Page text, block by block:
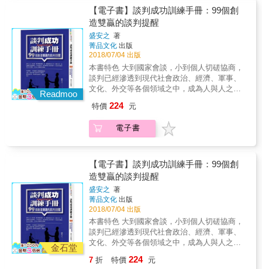
論化為實用的工具，避免代價不斐的錯誤，同
時在對方犯錯時抓住機會予以制約──包括認知
偏差與情感偏差，以及針對自己或對方的偏
見，提出有效的策略。 ◎8種談判實戰技巧，
協助你打好每一場勝仗！ 本書特別收錄一般談
判講座和書籍不太重視，卻和在真實世界中成
功談判息息相關的各種主題。這些建議均來自
於眾多談判者的經驗，以及多年以來對於談
判、策略、決策、心理學、經濟學各方面的系
如何說服那些不太願意配合的談判對象，同意
你的要求及提議？ ．如果你並無太大的決定
權，那麼，你應該如何去進行談判？ ．如何擴
時，你該如何應對？ &hellip;&hellip;
識。
為自己的人生負責，就不會凡事怨天尤人。
四、【活在當下，接受就會帶來平靜】放開
煩憂，抓緊現在 我們很容易陷入過去不愉快的
經驗，一心想著過往以及報復的快感，遲遲不
肯放下。然而不管我們面對什麼衝突，那些終
將過去，沒有任何事情比「生命此刻的圓滿」
更重要。 五、【尊重，是代價最低的讓步】
少點反擊，多點包容 我們常會站在自己的角度
解讀並判斷別人說的話。如果能設身處地，用
對方的眼睛來看世界，如此，我們聽到的就不
只是「語言」，還包括對方的情感與言外之
意。 六、【願意付出，你會獲得更多】不爭
輸贏，大家共贏 施比受更有福。從互爭輸贏的
解決方法提升到雙贏、甚至是三贏的目標，不
識。
擊」轉移到「佈局」； 從「主導」轉移到「吸
引」；從「占據主動」轉移到「製造被動」
&mdash;&mdash; 只要開始一步步走入被動談
判的奇妙世界，就會發現自己站在一個更高的
視野， 全盤理解人和人之間互為影響的關鍵，
洞悉人際局中的每一個談判場， 從此在高手如
雲的商務談判中「無往不利」，百戰百勝！ 本
書特色 【特色1】從「房地產談判」切入，教
窮！ 房子通常是一個人一輩子為自己買的最昂
貴產品，而多數人一生只有不到五次的買房經
驗&mdash;&mdash;這麼貴又這麼沒經驗，會
的大金額商品交易，所以有很多可影響人性的
運作空間。至於「專業人士」與「門外漢」的
差別，就在於懂不懂「談判」！換句話說，房
地產談判是談判的極端，因為它最接近「零和
遊戲」，不像其他談判場合，可以追求「共
好」；房產談判的結果，通常成交價加一就是
買方倒楣，減一就是賣方受傷。也因此，不管
你從事什麼行業，都可以從本書中學息到如何
在零合遊戲的條件下完成談判的高超技巧
&mdash;&mdash;如果在這樣極端的情況下，
沒下文？ 有人的地方就有江湖。在人際互動如
此頻繁的現今，「與人打交道」是無法避免的
事情。無論是感情糾紛、勞資爭議、貿易競爭
與外交衝突等，「談判行為」無時無刻都在我
們周遭進行，稍不注意，「結果」就會嚴重影
響你我的生活。 ★談判失敗原因千奇百怪，不
懂人性弱點是關鍵 《三國志．蜀書》曾云：
「用兵之道，攻心為上，攻城為下；心戰為
上，兵戰為下。」諸葛亮南征時，正是因為接
受了馬謖的建言，以七擒七縱南蠻王孟獲的
心理戰，懂得「攻心」，才能有效影響對方、
控制對方，最終達到自己的目的。 本書作者朱
建國是職場心理專家，長期從事人力資源管理
心談判聖經》中，他將從「情緒行為」及「溝
通技巧」兩大面向著手，教你如何洞察對方心
理，並制訂相應策略，讓對方口服、心更服。
★看穿情緒語言、洞悉性格習慣，「攻心」的
致勝祕訣 為了在「心理攻防」的對決上贏得先
機，我們必須懂得「察言觀色」，從動作、表
情、語言及性格中，找到有利於談判結果的蛛
絲馬跡。 科學家已經實證：無論如何壓抑、偽
腳。只要學會解讀，就能加以操控。例如
Readmoo
【電子書】談判成功訓練手冊：99個創
造雙贏的談判提醒
盛安之 著
菁品文化 出版
2018/07/04 出版
本書特色 大到國家會談，小到個人切磋協商，
談判已經滲透到現代社會政治、經濟、軍事、
文化、外交等各個領域之中，成為人與人之
流溝通，達成共識不可或缺的工具。若想在談
判過程中旗開得勝並非易事，豐富的經驗，鮮
活的技巧當然必不可少。怎樣把你的主張變成
性的工作，同時具有一定的趣味性和刺激性。
作為談判者，固然要仰仗自身的實力，但也要
具備談判技巧和策略，尤其是心理博弈的策
略。在本書中，作者借助99個致勝秘訣的分
析，全面介紹了談判中的心理技巧，讀完這本
書，你也能成為談判、說服的高手。
特價 224 元
電子書
金石堂
【電子書】談判成功訓練手冊：99個創
造雙贏的談判提醒
盛安之 著
菁品文化 出版
2018/07/04 出版
本書特色 大到國家會談，小到個人切磋協商，
談判已經滲透到現代社會政治、經濟、軍事、
文化、外交等各個領域之中，成為人與人之
流溝通，達成共識不可或缺的工具。若想在談
7 折 特價 224 元